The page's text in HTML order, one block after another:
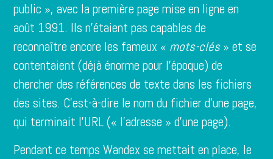
public », avec la première page mise en ligne en
août 1991. Ils n’étaient pas capables de
reconnaître encore les fameux « mots-clés» et se
contentaient (déjà énorme pour l’époque) de
chercher des références de texte dans les fichiers
des sites. C’est-à-dire le nom du fichier d’une page,
qui terminait l’URL (« l’adresse » d’une page).
Pendant ce temps Wandex se mettait en place, le